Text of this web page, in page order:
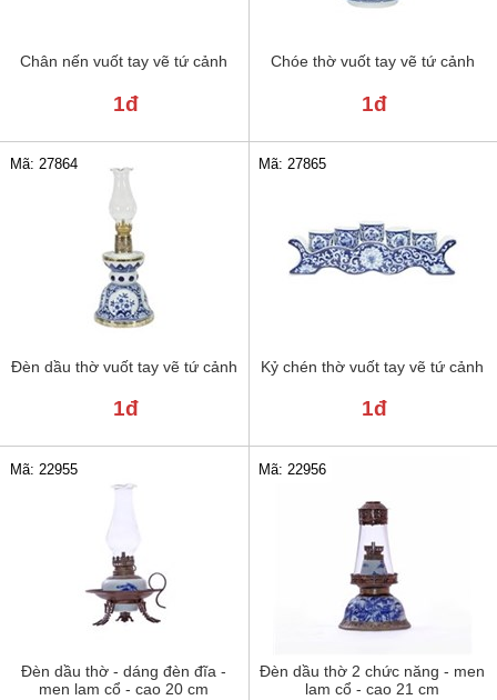
Chân nến vuốt tay vẽ tứ cảnh
1đ
Chóe thờ vuốt tay vẽ tứ cảnh
1đ
Đèn dầu thờ vuốt tay vẽ tứ cảnh
Mã: 27864
1đ
Kỷ chén thờ vuốt tay vẽ tứ cảnh
Mã: 27865
1đ
Đèn dầu thờ - dáng đèn đĩa -
men lam cổ - cao 20 cm
Mã: 22955
Đèn dầu thờ 2 chức năng - men
lam cổ - cao 21 cm
Mã: 22956